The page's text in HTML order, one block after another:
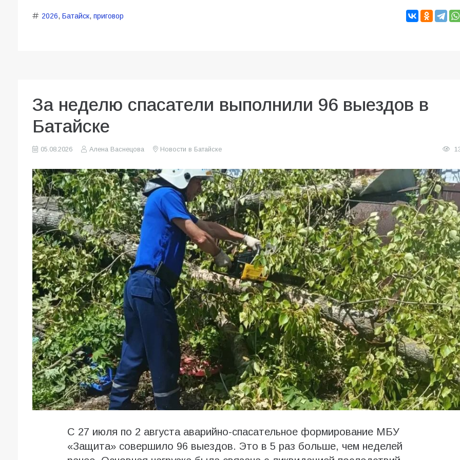
2026, Батайск, приговор
За неделю спасатели выполнили 96 выездов в
Батайске
05.08.2026 Алена Васнецова Новости в Батайске
С 27 июля по 2 августа аварийно-спасательное формирование МБУ
«Защита» совершило 96 выездов. Это в 5 раз больше, чем неделей